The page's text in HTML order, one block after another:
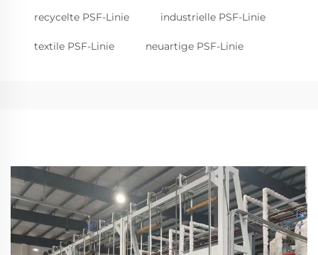
recycelte PSF-Linie industrielle PSF-Linie
textile PSF-Linie neuartige PSF-Linie